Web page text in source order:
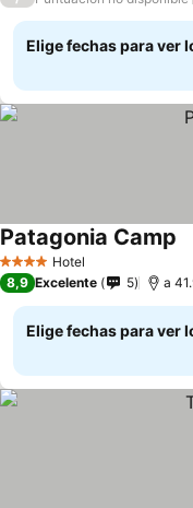
Elige fechas para ver
4 EstrellasHotel
Patagonia Camp
8,9 Excelente 5 a
Elige fechas para ver